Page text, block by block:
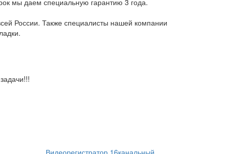
мы даем специальную гарантию 3 года.
России. Также специалисты нашей компании